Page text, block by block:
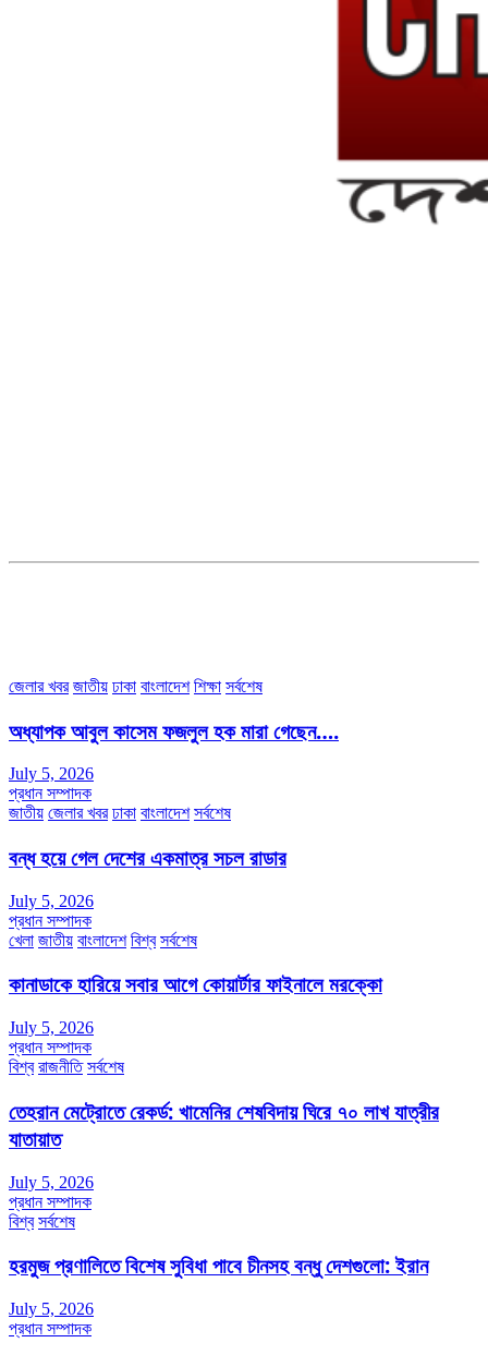
জেলার খবর জাতীয় ঢাকা বাংলাদেশ শিক্ষা সর্বশেষ
অধ্যাপক আবুল কাসেম ফজলুল হক মারা গেছেন….
July 5, 2026
প্রধান সম্পাদক
জাতীয় জেলার খবর ঢাকা বাংলাদেশ সর্বশেষ
বন্ধ হয়ে গেল দেশের একমাত্র সচল রাডার
July 5, 2026
প্রধান সম্পাদক
খেলা জাতীয় বাংলাদেশ বিশ্ব সর্বশেষ
কানাডাকে হারিয়ে সবার আগে কোয়ার্টার ফাইনালে মরক্কো
July 5, 2026
প্রধান সম্পাদক
বিশ্ব রাজনীতি সর্বশেষ
তেহরান মেট্রোতে রেকর্ড: খামেনির শেষবিদায় ঘিরে ৭০ লাখ যাত্রীর
যাতায়াত
July 5, 2026
প্রধান সম্পাদক
বিশ্ব সর্বশেষ
হরমুজ প্রণালিতে বিশেষ সুবিধা পাবে চীনসহ বন্ধু দেশগুলো: ইরান
July 5, 2026
প্রধান সম্পাদক